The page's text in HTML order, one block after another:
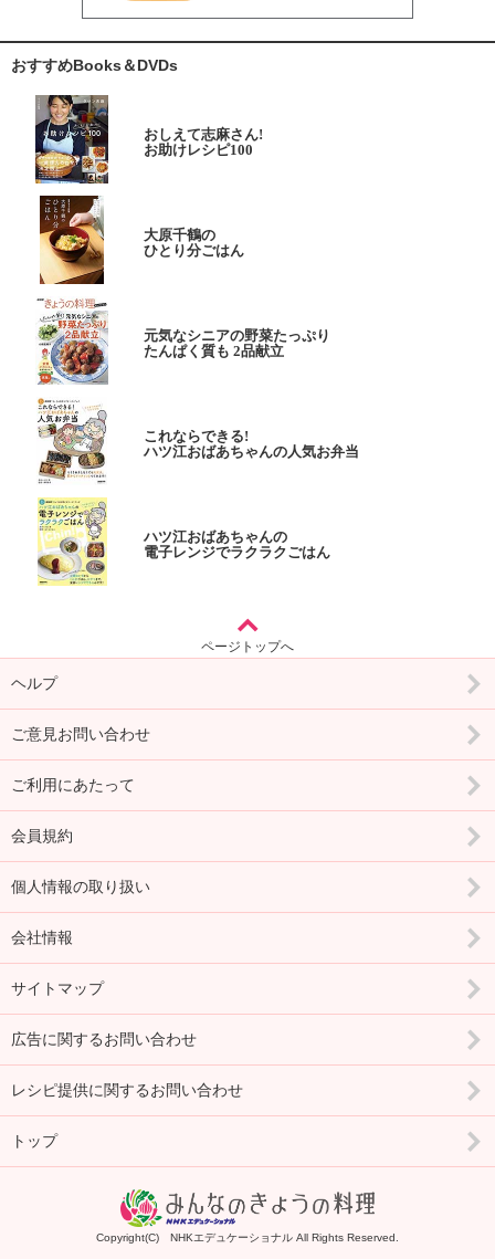
おすすめBooks＆DVDs
おしえて志麻さん!
お助けレシピ100
大原千鶴の
ひとり分ごはん
元気なシニアの野菜たっぷり
たんぱく質も 2品献立
これならできる!
ハツ江おばあちゃんの人気お弁当
ハツ江おばあちゃんの
電子レンジでラクラクごはん
ページトップへ
ヘルプ
ご意見お問い合わせ
ご利用にあたって
会員規約
個人情報の取り扱い
会社情報
サイトマップ
広告に関するお問い合わせ
レシピ提供に関するお問い合わせ
トップ
Copyright(C) NHKエデュケーショナル All Rights Reserved.